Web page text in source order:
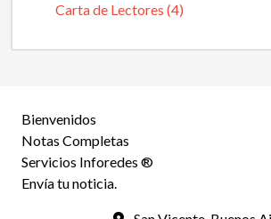
Carta de Lectores (4)
Bienvenidos
Notas Completas
Servicios Inforedes ®
Envía tu noticia.